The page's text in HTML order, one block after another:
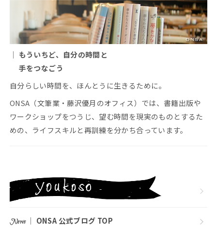
｜ もういちど、自分の時間と
手をつなごう
自分らしい時間を、ほんとうに生きるために。
ONSA（文筆業・藤沢優月のオフィス）では、書籍出版や
ワークショップをつうじ、望む時間を現実のものとするた
めの、ライフスキルと再訓練を分かち合っています。
News ｜ ONSA 公式ブログ TOP